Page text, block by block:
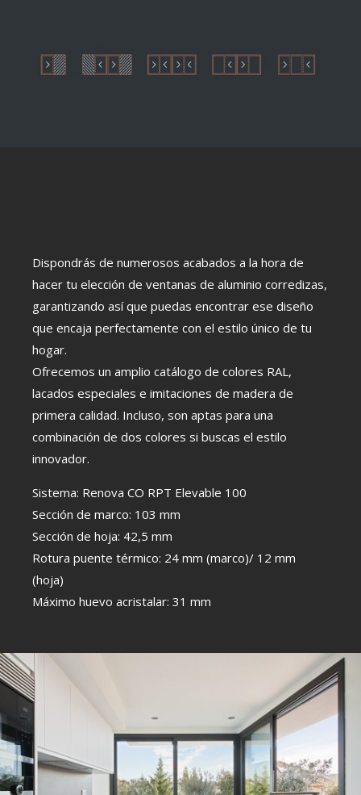
Dispondrás de numerosos acabados a la hora de
hacer tu elección de ventanas de aluminio corredizas,
garantizando así que puedas encontrar ese diseño
que encaja perfectamente con el estilo único de tu
hogar.
Ofrecemos un amplio catálogo de colores RAL,
lacados especiales e imitaciones de madera de
primera calidad. Incluso, son aptas para una
combinación de dos colores si buscas el estilo
innovador.
Sistema: Renova CO RPT Elevable 100
Sección de marco: 103 mm
Sección de hoja: 42,5 mm
Rotura puente térmico: 24 mm (marco)/ 12 mm
(hoja)
Máximo huevo acristalar: 31 mm